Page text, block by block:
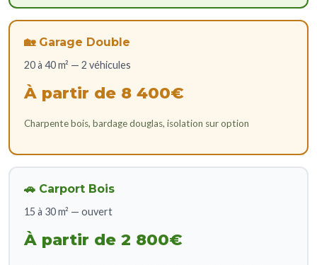
🏡 Garage Double
20 à 40 m² — 2 véhicules
À partir de 8 400€
Charpente bois, bardage douglas, isolation sur option
🚗 Carport Bois
15 à 30 m² — ouvert
À partir de 2 800€